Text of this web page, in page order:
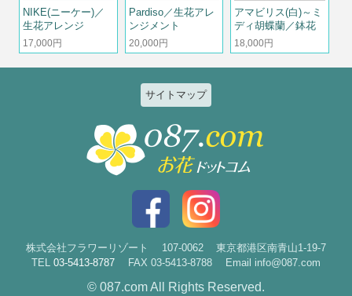
NIKE(ニーケー)／
生花アレンジ
17,000円
Pardiso／生花アレ
ンジメント
20,000円
アマビリス(白)～ミ
ディ胡蝶蘭／鉢花
18,000円
サイトマップ
特集
2026ひまわりと夏の花特集
お祝い花特集～開店・移転・就
花束
アレンジ
個人のお客様
結婚記念日
入社・退職
結婚
出産
新築・引越
お見舞い
株式会社フラワーリゾート 107-0062
東京都港区南青山1-19-7
TEL03-5413-8787 FAX 03-5413-8788 Email info@087.com
© 087.com All Rights Reserved.